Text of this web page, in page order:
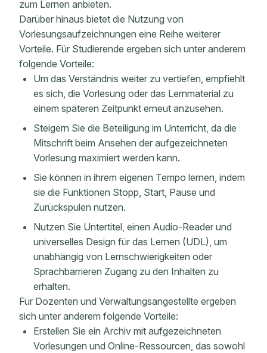
zum Lernen anbieten.
Darüber hinaus bietet die Nutzung von
Vorlesungsaufzeichnungen eine Reihe weiterer
Vorteile. Für Studierende ergeben sich unter anderem
folgende Vorteile:
Um das Verständnis weiter zu vertiefen, empfiehlt
es sich, die Vorlesung oder das Lernmaterial zu
einem späteren Zeitpunkt erneut anzusehen.
Steigern Sie die Beteiligung im Unterricht, da die
Mitschrift beim Ansehen der aufgezeichneten
Vorlesung maximiert werden kann.
Sie können in ihrem eigenen Tempo lernen, indem
sie die Funktionen Stopp, Start, Pause und
Zurückspulen nutzen.
Nutzen Sie Untertitel, einen Audio-Reader und
universelles Design für das Lernen (UDL), um
unabhängig von Lernschwierigkeiten oder
Sprachbarrieren Zugang zu den Inhalten zu
erhalten.
Für Dozenten und Verwaltungsangestellte ergeben
sich unter anderem folgende Vorteile:
Erstellen Sie ein Archiv mit aufgezeichneten
Vorlesungen und Online-Ressourcen, das sowohl